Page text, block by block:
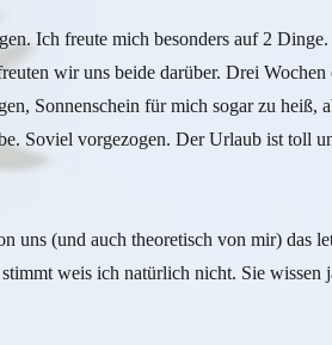
Ich freute mich besonders auf 2
wir uns beide darüber. Drei Wochen
Sonnenschein für mich sogar zu heiß,
Soviel vorgezogen. Der Urlaub ist toll
uns (und auch theoretisch von mir) das
weis ich natürlich nicht. Sie wissen